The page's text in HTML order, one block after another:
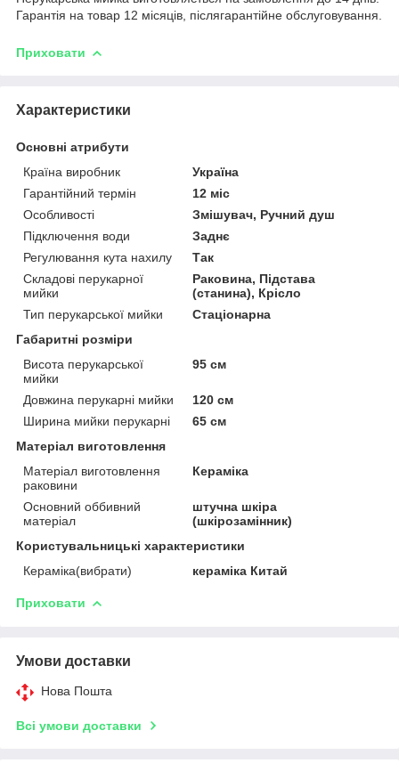
Гарантія на товар 12 місяців, післягарантійне обслуговування.
Приховати
Характеристики
Основні атрибути
Країна виробник
Україна
Гарантійний термін
12 міс
Особливості
Змішувач, Ручний душ
Підключення води
Заднє
Регулювання кута нахилу
Так
Складові перукарної
мийки
Раковина, Підстава
(станина), Крісло
Тип перукарської мийки
Стаціонарна
Габаритні розміри
Висота перукарської
мийки
95 см
Довжина перукарні мийки
120 см
Ширина мийки перукарні
65 см
Матеріал виготовлення
Матеріал виготовлення
раковини
Кераміка
Основний оббивний
матеріал
штучна шкіра
(шкірозамінник)
Користувальницькі характеристики
Кераміка(вибрати)
кераміка Китай
Приховати
Умови доставки
Нова Пошта
Всі умови доставки